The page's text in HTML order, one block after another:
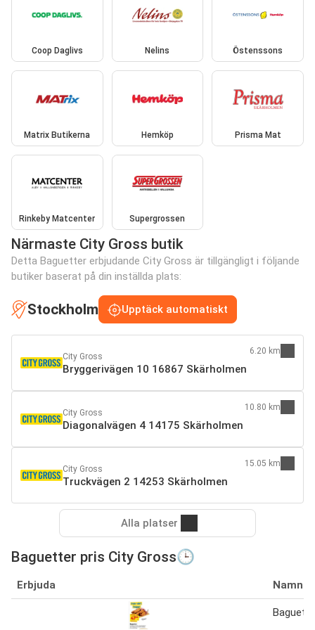
Coop Daglivs Nelins Östenssons
Matrix Butikerna Hemköp Prisma Mat
Rinkeby Matcenter Supergrossen
Närmaste City Gross butik
Detta Baguetter erbjudande City Gross är tillgängligt i följande
butiker baserat på din inställda plats:
Stockholm Upptäck automatiskt
City Gross
Bryggerivägen 10 16867 Skärholmen
6.20 km
City Gross
Diagonalvägen 4 14175 Skärholmen
10.80 km
City Gross
Truckvägen 2 14253 Skärholmen
15.05 km
Alla platser
Baguetter pris City Gross🕒
Erbjuda Namn